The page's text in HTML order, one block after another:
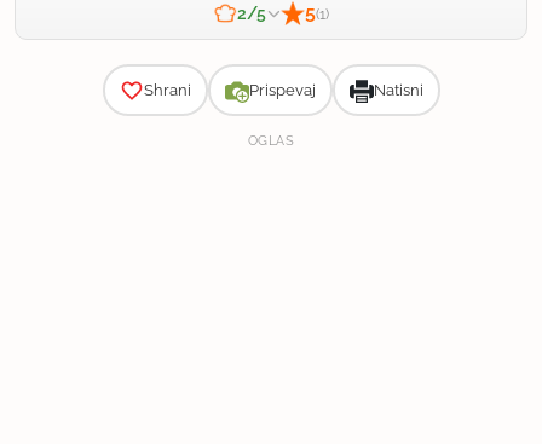
2/5 5(1)
Shrani Prispevaj Natisni
OGLAS